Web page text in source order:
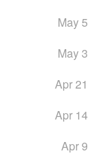
May 5
May 3
Apr 21
Apr 14
Apr 9